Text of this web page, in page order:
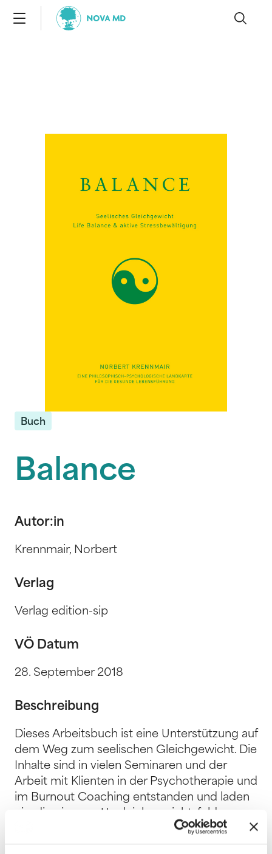
Buch
Balance
Autor:in
Krennmair, Norbert
Verlag
Verlag edition-sip
VÖ Datum
28. September 2018
Beschreibung
Dieses Arbeitsbuch ist eine Unterstützung auf
dem Weg zum seelischen Gleichgewicht. Die
Inhalte sind in vielen Seminaren und der
Arbeit mit Klienten in der Psychotherapie und
im Burnout Coaching entstanden und laden
ein, die eigenen Ungleichgewichtsfelder
bewusst zu erkennen und Ausgleich zu
finden. Es unterstützt die eigene Mitte zu